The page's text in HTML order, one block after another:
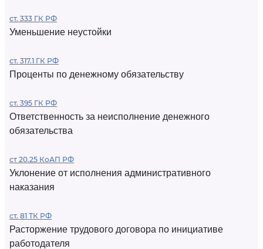
ст. 333 ГК РФ
Уменьшение неустойки
ст. 317.1 ГК РФ
Проценты по денежному обязательству
ст. 395 ГК РФ
Ответственность за неисполнение денежного
обязательства
ст 20.25 КоАП РФ
Уклонение от исполнения административного
наказания
ст. 81 ТК РФ
Расторжение трудового договора по инициативе
работодателя